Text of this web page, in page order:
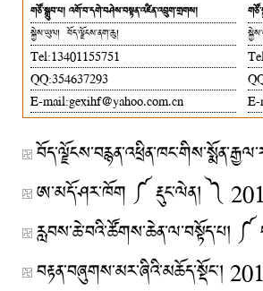
གཙོ་སྒྲུབ་པ། འགོ་བ་དགེ་བཤེས་བསྟན་འཛིན་འབྲུག་གྲགས།
སྐྱེས་ཡུལ། བོད་ལྗོངས་ནག་ཆུ།
Tel:13401155751
QQ:354637293
E-mail:gexihf@yahoo.com.cn
E-
ཨ་མདོ་ཤར་ཁོག ༼ རྡུང་ལེན། ༽
རླབས་ཆེ་བའི་ཚོགས་ཆེན་ལ་བསྟོད་པ།
བརྟན་བཞུགས་མར་ཞིའི་མཆོད་སྡོང་།